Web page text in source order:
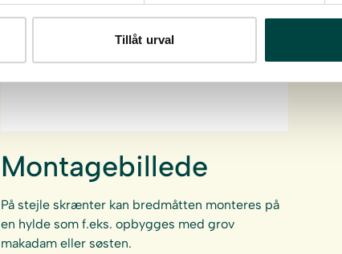
Tillåt urval
Montagebillede
På stejle skrænter kan bredmåtten monteres på
en hylde som f.eks. opbygges med grov
makadam eller søsten.